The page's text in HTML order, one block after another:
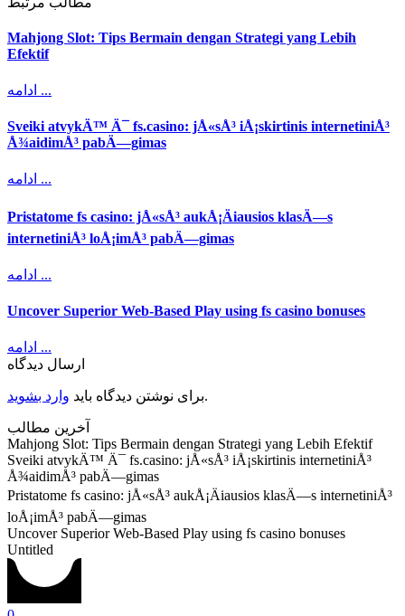
Mahjong Slot: Tips Bermain dengan Strategi yang Lebih
Efektif
ادامه ...
Sveiki atvykÄ™ Ä¯ fs.casino: jÅ«sÅ³ iÅ¡skirtinis internetiniÅ³
Å¾aidimÅ³ pabÄ—gimas
ادامه ...
Pristatome fs casino: jÅ«sÅ³ aukÅ¡Äiausios klasÄ—s
internetiniÅ³ loÅ¡imÅ³ pabÄ—gimas
ادامه ...
Uncover Superior Web-Based Play using fs casino bonuses
ادامه ...
ارسال دیدگاه
برای نوشتن دیدگاه باید وارد بشوید .
آخرین مطالب
Mahjong Slot: Tips Bermain dengan Strategi yang Lebih Efektif
Sveiki atvykÄ™ Ä¯ fs.casino: jÅ«sÅ³ iÅ¡skirtinis internetiniÅ³
Å¾aidimÅ³ pabÄ—gimas
Pristatome fs casino: jÅ«sÅ³ aukÅ¡Äiausios klasÄ—s internetiniÅ³
loÅ¡imÅ³ pabÄ—gimas
Uncover Superior Web-Based Play using fs casino bonuses
Untitled